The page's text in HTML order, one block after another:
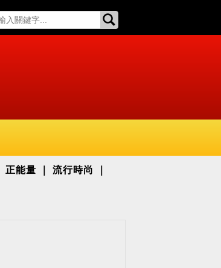
正能量 流行時尚